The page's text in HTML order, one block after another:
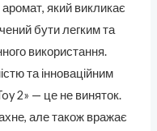
який викликає
бути легким та
використання.
та інноваційним
2» — це не виняток.
але також вражає